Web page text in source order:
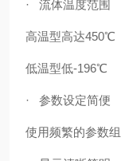
· 流体温度范围
高温型高达450℃
低温型低-196℃
· 参数设定简便
使用频繁的参数